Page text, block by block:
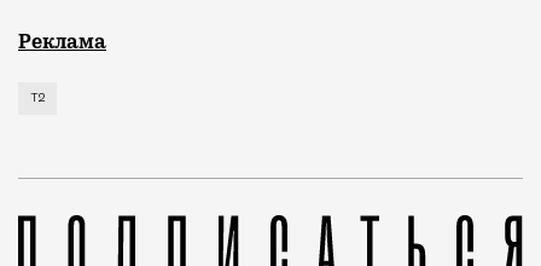
Мобильный оператор Т2 изучил модели интернет-
Реклама
Т2